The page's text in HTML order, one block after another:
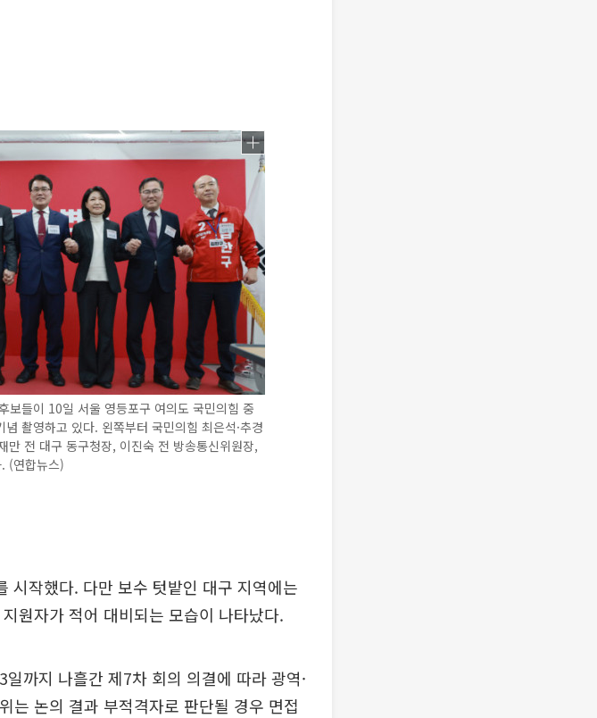
들이 10일 서울 영등포구 여의도 국민의힘 중
촬영하고 있다. 왼쪽부터 국민의힘 최은석·추경
만 전 대구 동구청장, 이진숙 전 방송통신위원장,
(연합뉴스)
시작했다. 다만 보수 텃밭인 대구 지역에는
원자가 적어 대비되는 모습이 나타났다.
까지 나흘간 제7차 회의 의결에 따라 광역·
는 논의 결과 부적격자로 판단될 경우 면접